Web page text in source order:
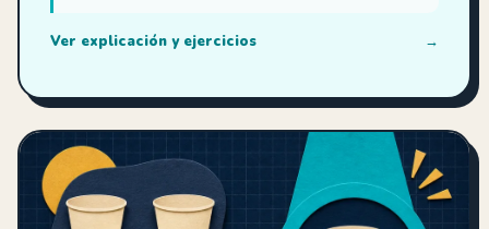
Ver explicación y ejercicios →